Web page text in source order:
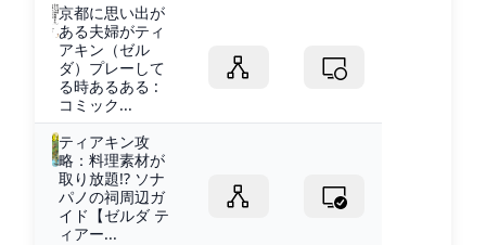
京都に思い出が
ある夫婦がティ
アキン（ゼル
ダ）プレーして
る時あるある :
コミック...
ティアキン攻
略：料理素材が
取り放題!? ソナ
パノの祠周辺ガ
イド【ゼルダ テ
ィアー...